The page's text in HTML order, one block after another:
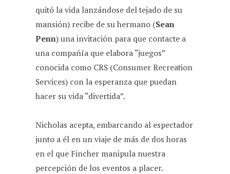
quitó la vida lanzándose del tejado de su
mansión) recibe de su hermano (Sean
Penn) una invitación para que contacte a
una compañía que elabora “juegos”
conocida como CRS (Consumer Recreation
Services) con la esperanza que puedan
hacer su vida “divertida”.
Nicholas acepta, embarcando al espectador
junto a él en un viaje de más de dos horas
en el que Fincher manipula nuestra
percepción de los eventos a placer.